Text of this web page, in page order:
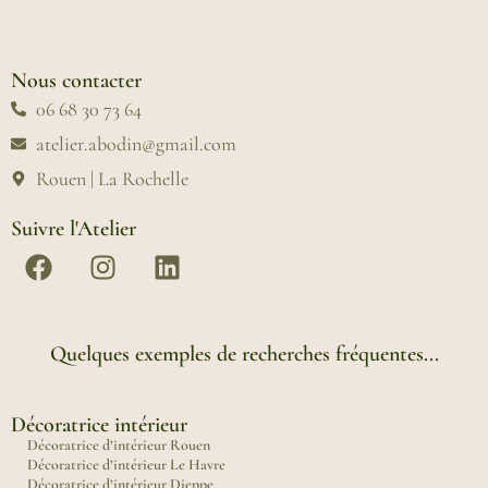
Nous contacter
06 68 30 73 64
atelier.abodin@gmail.com
Rouen | La Rochelle
Suivre l'Atelier
Quelques exemples de recherches fréquentes...
Décoratrice intérieur
Décoratrice d’intérieur Rouen
Décoratrice d’intérieur Le Havre